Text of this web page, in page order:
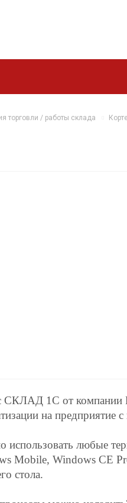
торговли / работы склада
СКЛАД 1С от компании
на предприятие
использовать любые
Mobile, Windows CE
стола.